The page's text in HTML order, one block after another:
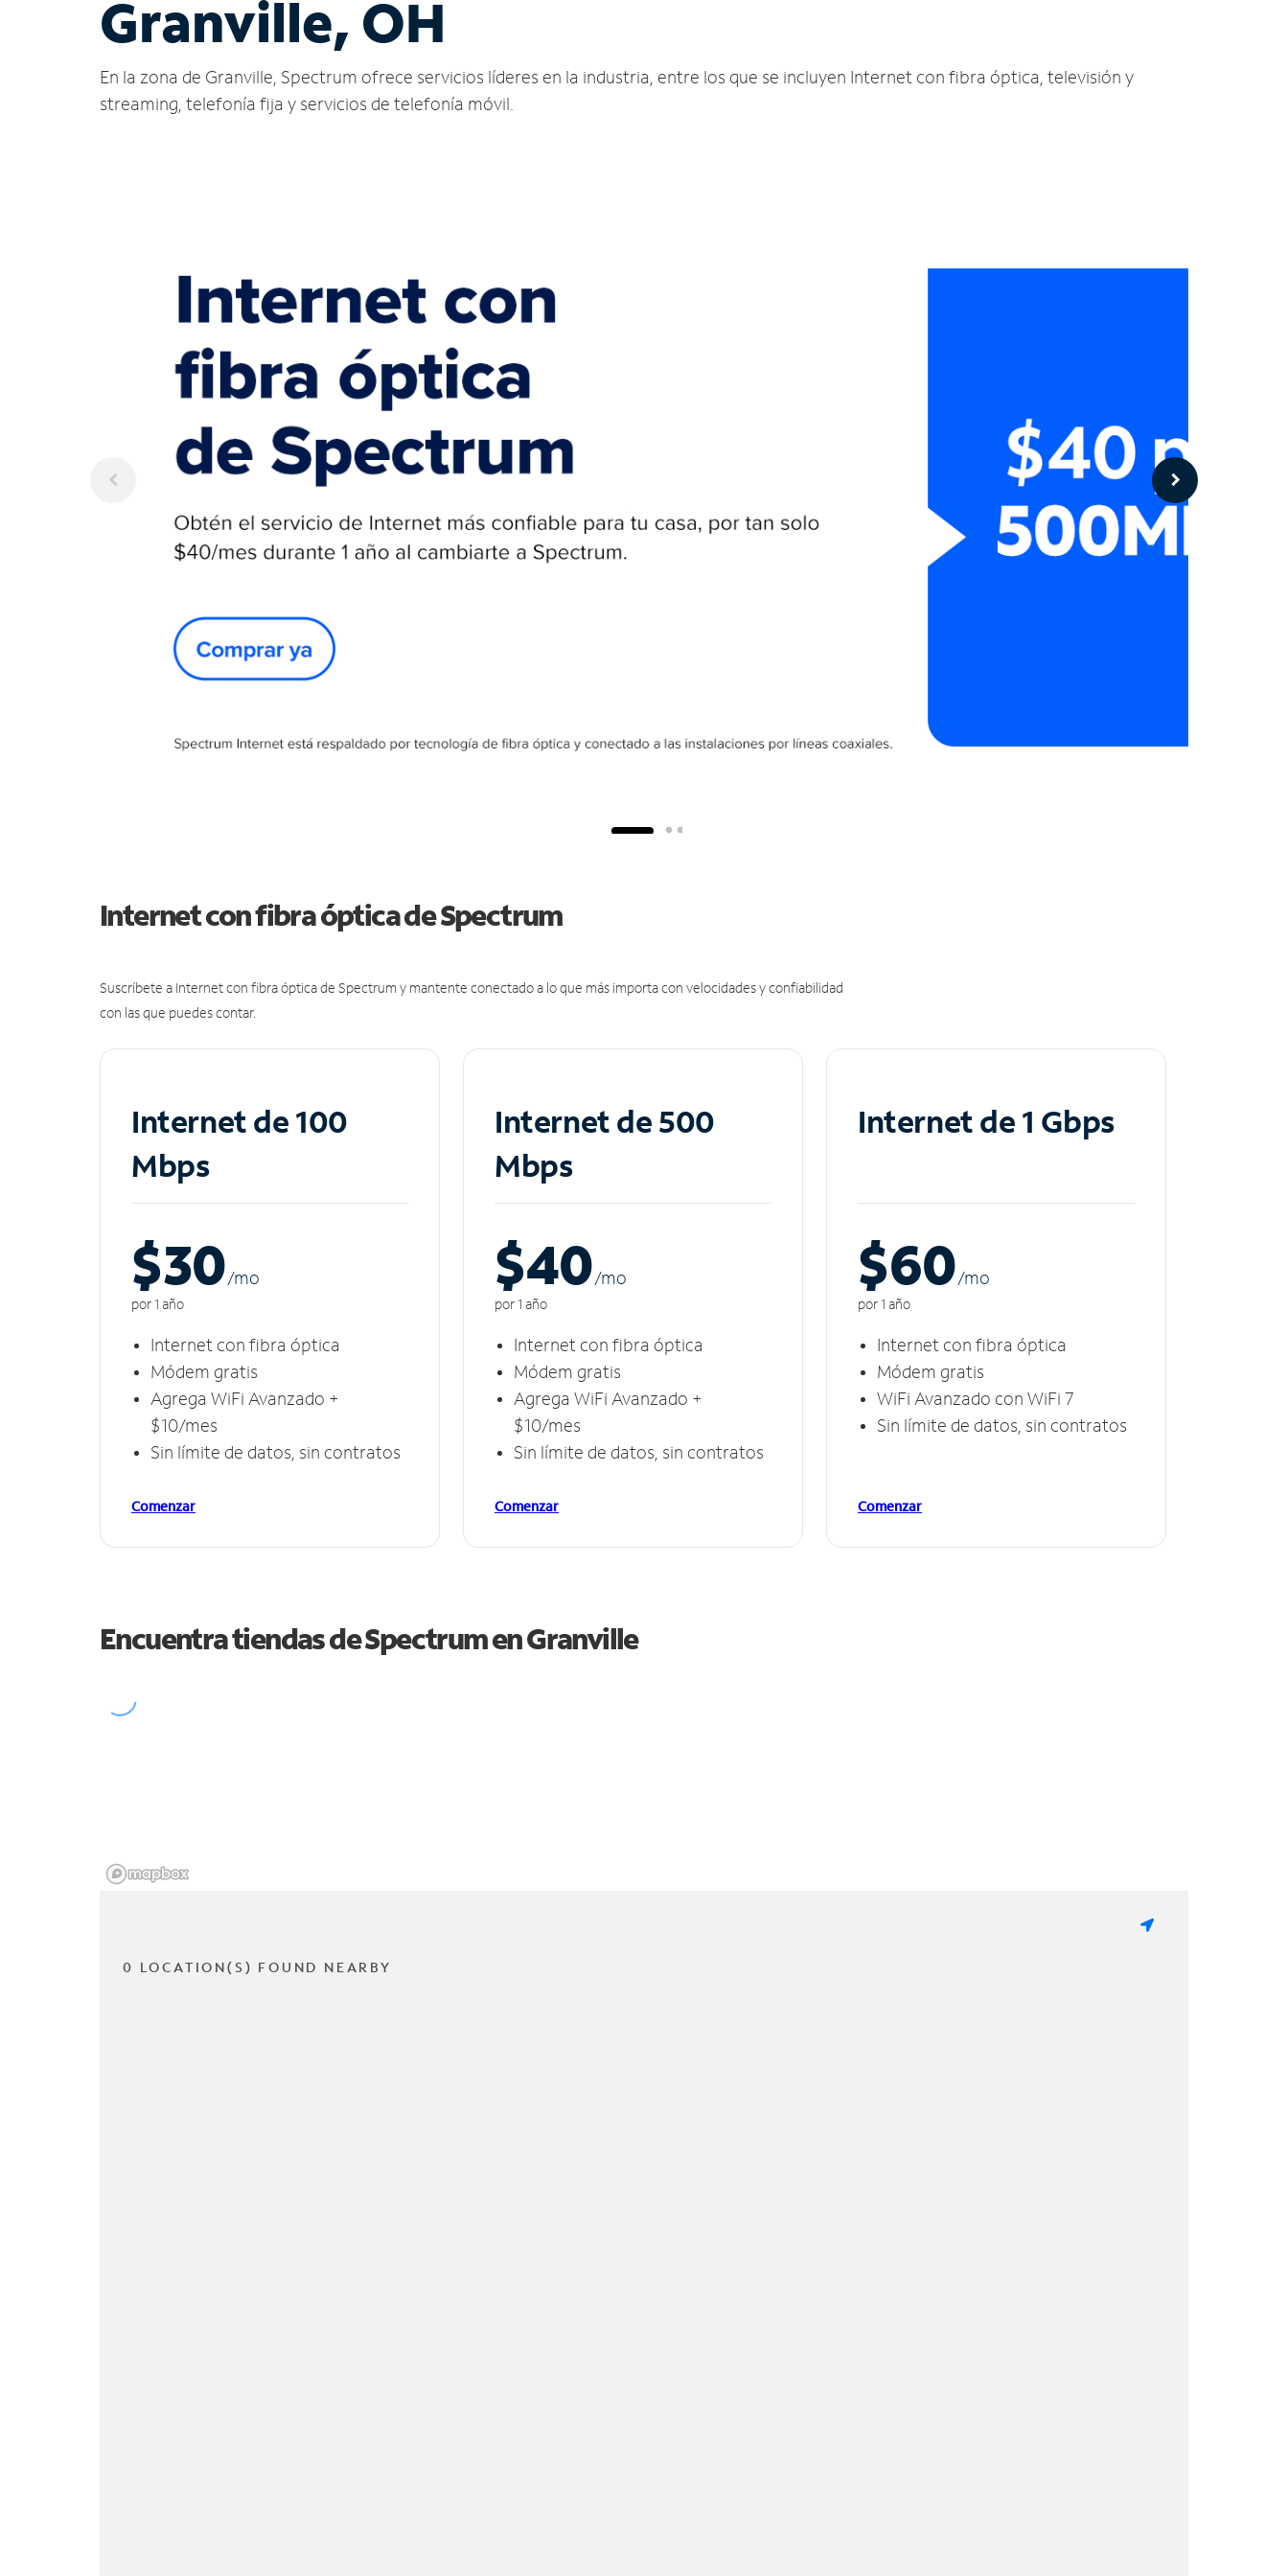
Granville, OH
En la zona de Granville, Spectrum ofrece servicios líderes en la industria, entre los que se incluyen Internet con fibra óptica, televisión y
streaming, telefonía fija y servicios de telefonía móvil.
Internet con fibra óptica de Spectrum
Suscríbete a Internet con fibra óptica de Spectrum y mantente conectado a lo que más importa con velocidades y confiabilidad
con las que puedes contar.
Internet de 100
Mbps
$30/mo
por 1 año
Internet con fibra óptica
Módem gratis
Agrega WiFi Avanzado +
$10/mes
Sin límite de datos, sin contratos
Comenzar
Internet de 500
Mbps
$40/mo
por 1 año
Internet con fibra óptica
Módem gratis
Agrega WiFi Avanzado +
$10/mes
Sin límite de datos, sin contratos
Comenzar
Internet de 1 Gbps
$60/mo
por 1 año
Internet con fibra óptica
Módem gratis
WiFi Avanzado con WiFi 7
Sin límite de datos, sin contratos
Comenzar
Encuentra tiendas de Spectrum enGranville
0 LOCATION(S) FOUND NEARBY